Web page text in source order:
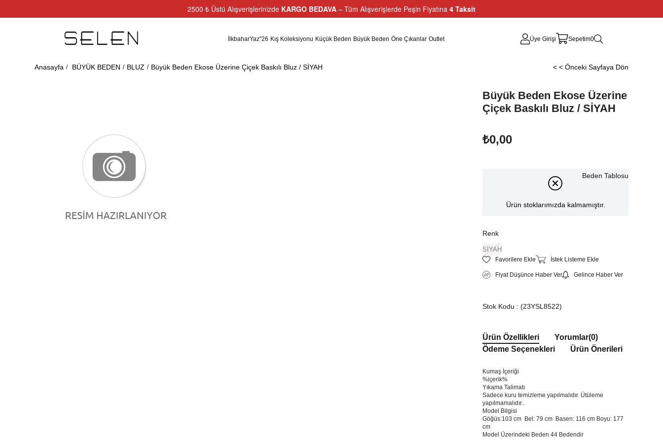
2500 ₺ Üstü Alışverişlerinizde KARGO BEDAVA – Tüm Alışverişlerde Peşin Fiyatına 4 Taksit
İlkbaharYaz"26 Kış Koleksiyonu Küçük Beden Büyük Beden Öne Çıkanlar Outlet Üye Girişi Sepetim0
Anasayfa BÜYÜK BEDEN BLUZ Büyük Beden Ekose Üzerine Çiçek Baskılı Bluz / SİYAH < < Önceki Sayfaya Dön
Büyük Beden Ekose Üzerine
Çiçek Baskılı Bluz / SİYAH
₺0,00
Ürün stoklarımızda kalmamıştır.
Beden Tablosu
Renk
SİYAH
Favorilere Ekle İstek Listeme Ekle
Fiyat Düşünce Haber Ver Gelince Haber Ver
Stok Kodu (23YSL8522)
Ürün Özellikleri Yorumlar(0)
Ödeme Seçenekleri
Ürün Önerileri
Kumaş İçeriği
%içerik%
Yıkama Talimatı
Sadece kuru temizleme yapılmalıdır. Ütüleme
yapılmamalıdır..
Model Bilgisi
Göğüs:103 cm Bel: 79 cm Basen: 116 cm Boyu: 177
cm
Model Üzerindeki Beden 44 Bedendir